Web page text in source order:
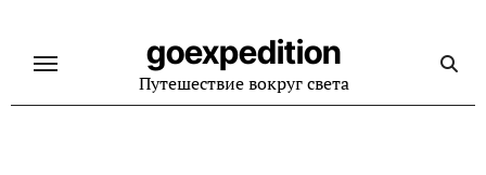
содержанию
goexpedition
Путешествие вокруг света